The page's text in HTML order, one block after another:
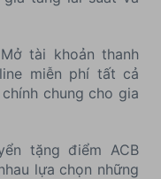
tài khoản thanh
miễn phí tất cả
chung cho gia
tặng điểm ACB
lựa chọn những